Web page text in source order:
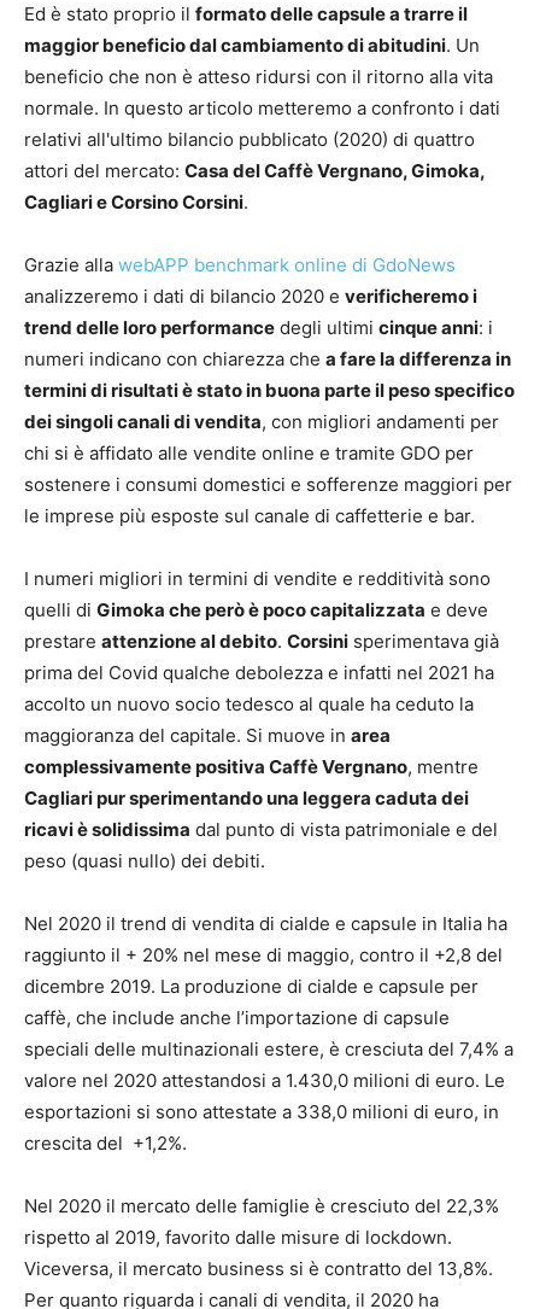
Ed è stato proprio il formato delle capsule a trarre il
maggior beneficio dal cambiamento di abitudini. Un
beneficio che non è atteso ridursi con il ritorno alla vita
normale. In questo articolo metteremo a confronto i dati
relativi all'ultimo bilancio pubblicato (2020) di quattro
attori del mercato: Casa del Caffè Vergnano, Gimoka,
Cagliari e Corsino Corsini.
Grazie alla webAPP benchmark online di GdoNews
analizzeremo i dati di bilancio 2020 e verificheremo i
trend delle loro performance degli ultimi cinque anni: i
numeri indicano con chiarezza che a fare la differenza in
termini di risultati è stato in buona parte il peso specifico
dei singoli canali di vendita, con migliori andamenti per
chi si è affidato alle vendite online e tramite GDO per
sostenere i consumi domestici e sofferenze maggiori per
le imprese più esposte sul canale di caffetterie e bar.
I numeri migliori in termini di vendite e redditività sono
quelli di Gimoka che però è poco capitalizzata e deve
prestare attenzione al debito. Corsini sperimentava già
prima del Covid qualche debolezza e infatti nel 2021 ha
accolto un nuovo socio tedesco al quale ha ceduto la
maggioranza del capitale. Si muove in area
complessivamente positiva Caffè Vergnano, mentre
Cagliari pur sperimentando una leggera caduta dei
ricavi è solidissima dal punto di vista patrimoniale e del
peso (quasi nullo) dei debiti.
Nel 2020 il trend di vendita di cialde e capsule in Italia ha
raggiunto il + 20% nel mese di maggio, contro il +2,8 del
dicembre 2019. La produzione di cialde e capsule per
caffè, che include anche l’importazione di capsule
speciali delle multinazionali estere, è cresciuta del 7,4% a
valore nel 2020 attestandosi a 1.430,0 milioni di euro. Le
esportazioni si sono attestate a 338,0 milioni di euro, in
crescita del +1,2%.
Nel 2020 il mercato delle famiglie è cresciuto del 22,3%
rispetto al 2019, favorito dalle misure di lockdown.
Viceversa, il mercato business si è contratto del 13,8%.
Per quanto riguarda i canali di vendita, il 2020 ha